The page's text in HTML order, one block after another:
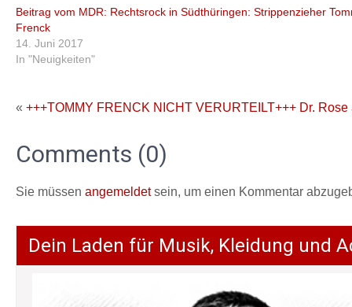
Beitrag vom MDR: Rechtsrock in Südthüringen: Strippenzieher
Frenck
14. Juni 2017
In "Neuigkeiten"
« +++TOMMY FRENCK NICHT VERURTEILT+++ Dr.
Comments (0)
Sie müssen angemeldetsein, um einen Kommentar
Dein Laden für Musik, Kleidung und